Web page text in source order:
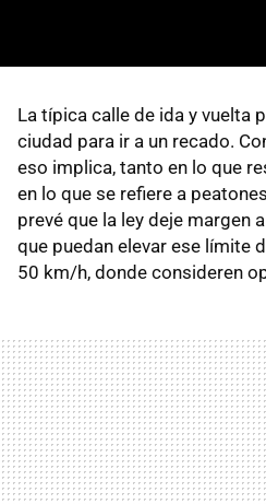
La típica calle de ida y vuelta
ciudad para ir a un recado.
eso implica, tanto en lo que
en lo que se refiere a
prevé que la ley deje margen
que puedan elevar ese límite
50 km/h, donde consideren